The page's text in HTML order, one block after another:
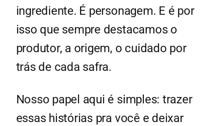
ingrediente. É personagem. E é por
isso que sempre destacamos o
produtor, a origem, o cuidado por
trás de cada safra.
Nosso papel aqui é simples: trazer
essas histórias pra você e deixar